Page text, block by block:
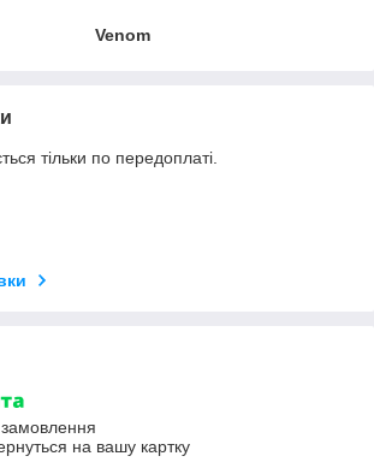
Venom
тільки по передоплаті.
на вашу картку